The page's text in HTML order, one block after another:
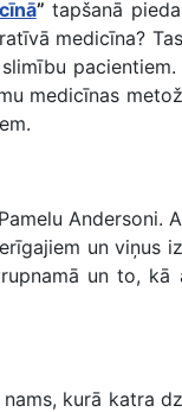
” tapšanā
medicīna?
medicīnas
Andersoni.
un viņus
un to, kā
kurā katra